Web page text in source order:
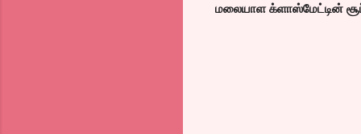
மலையாள க்ளாஸ்மேட்டின்